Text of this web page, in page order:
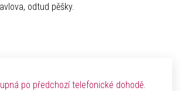
odtud pěšky.
po předchozí telefonické dohodě.